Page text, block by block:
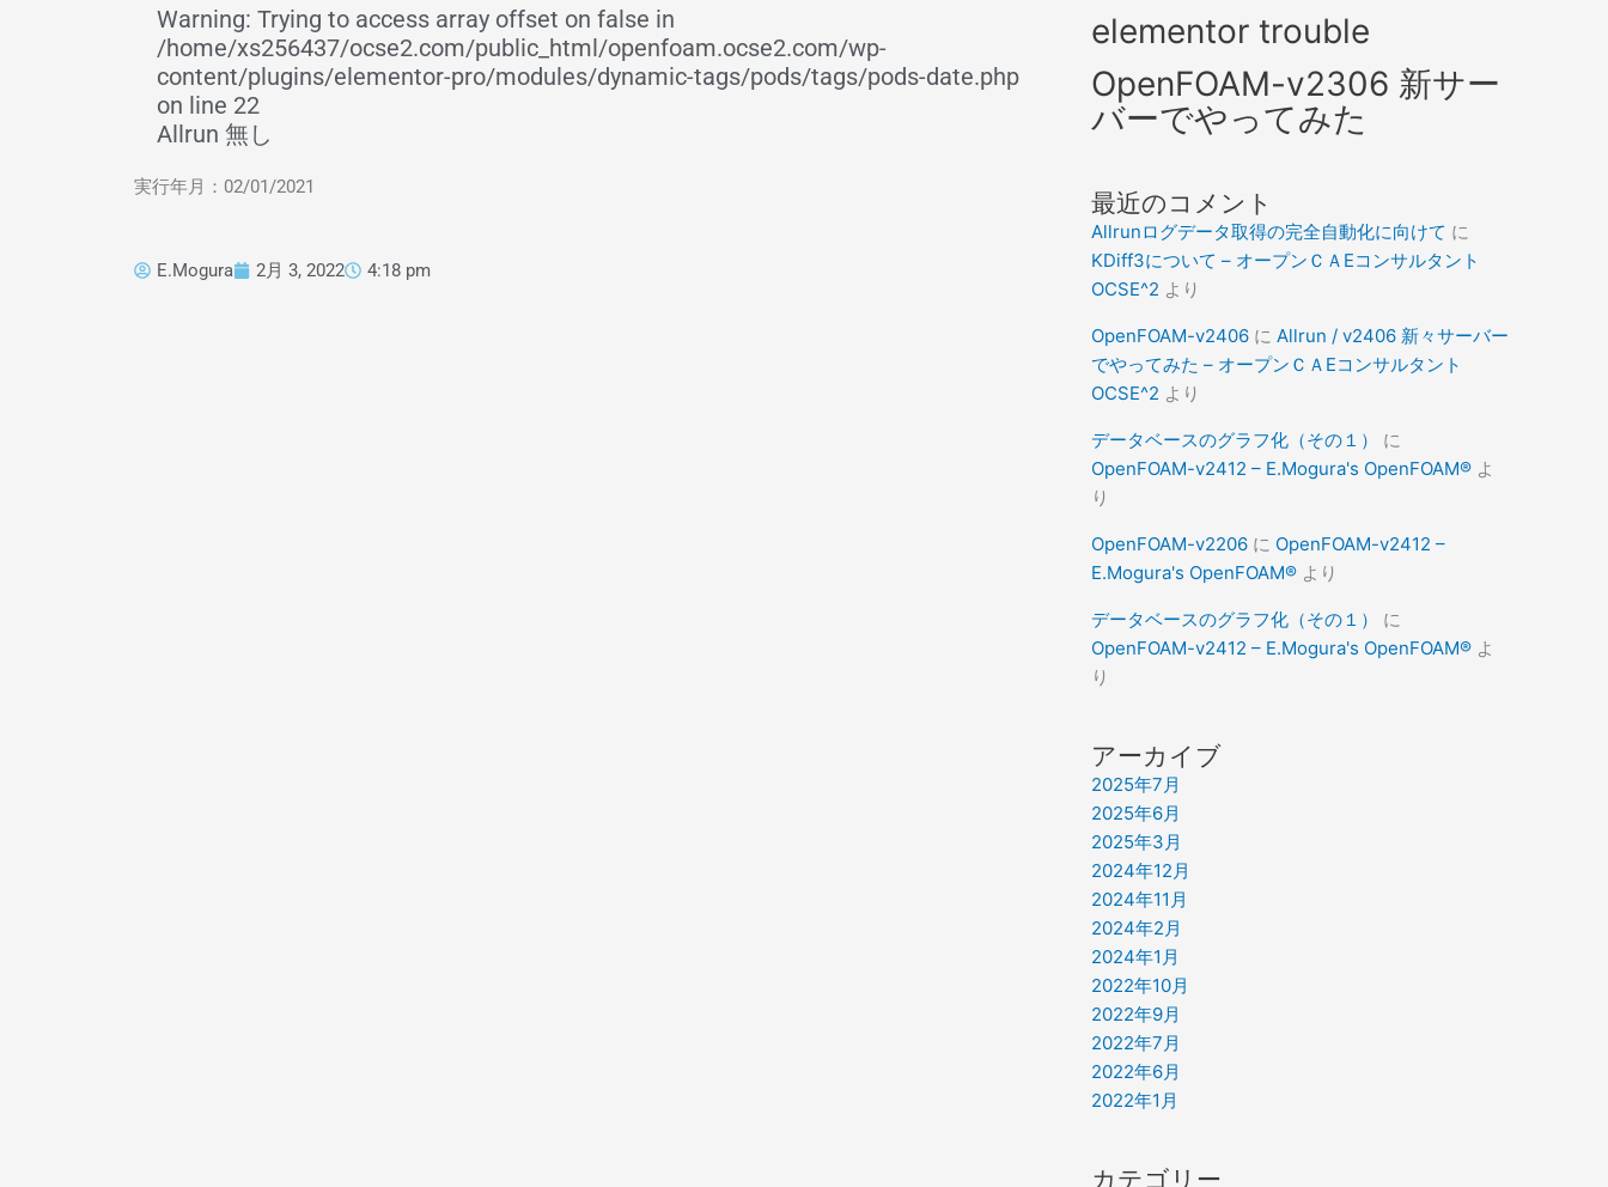
Warning: Trying to access array offset on false in
/home/xs256437/ocse2.com/public_html/openfoam.ocse2.com/wp-
content/plugins/elementor-pro/modules/dynamic-tags/pods/tags/pods-date.php
on line 22
Allrun 無し
実行年月：02/01/2021
E.Mogura 2月 3, 2022 4:18 pm
elementor trouble
OpenFOAM-v2306 新サー
バーでやってみた
最近のコメント
Allrunログデータ取得の完全自動化に向けて に
KDiff3について – オープンＣＡEコンサルタント
OCSE^2 より
OpenFOAM-v2406に Allrun / v2406 新々サーバー
でやってみた – オープンＣＡEコンサルタント
OCSE^2 より
データベースのグラフ化（その１）
に
OpenFOAM-v2412 – E.Mogura's OpenFOAM®よ
り
OpenFOAM-v2206に OpenFOAM-v2412 –
E.Mogura's OpenFOAM®より
データベースのグラフ化（その１）
に
OpenFOAM-v2412 – E.Mogura's OpenFOAM®よ
り
アーカイブ
2025年7月
2025年6月
2025年3月
2024年12月
2024年11月
2024年2月
2024年1月
2022年10月
2022年9月
2022年7月
2022年6月
2022年1月
カテゴリー